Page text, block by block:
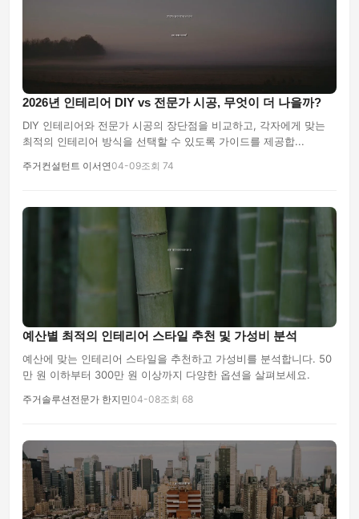
2026년 인테리어 DIY vs 전문가 시공, 무엇이 더 나을까?
DIY 인테리어와 전문가 시공의 장단점을 비교하고, 각자에게 맞는
최적의 인테리어 방식을 선택할 수 있도록 가이드를 제공합...
주거컨설턴트 이서연04-09조회 74
예산별 최적의 인테리어 스타일 추천 및 가성비 분석
예산에 맞는 인테리어 스타일을 추천하고 가성비를 분석합니다. 50
만 원 이하부터 300만 원 이상까지 다양한 옵션을 살펴보세요.
주거솔루션전문가 한지민04-08조회 68